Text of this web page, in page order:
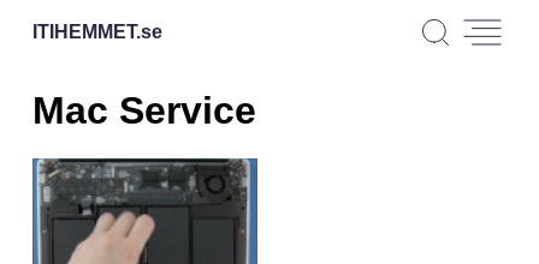
ITIHEMMET.se
Mac Service